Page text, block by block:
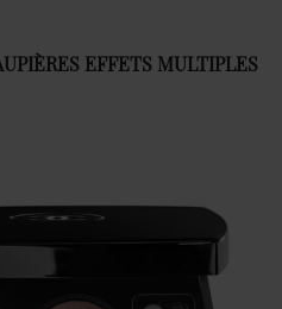
EFFETS MULTIPLES